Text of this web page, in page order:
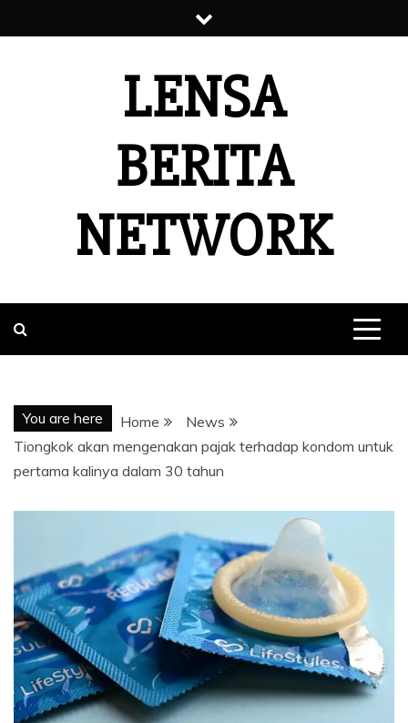
to
LENSA
BERITA
NETWORK
You are here Home
News
Tiongkok akan mengenakan pajak terhadap kondom untuk
pertama kalinya dalam 30 tahun